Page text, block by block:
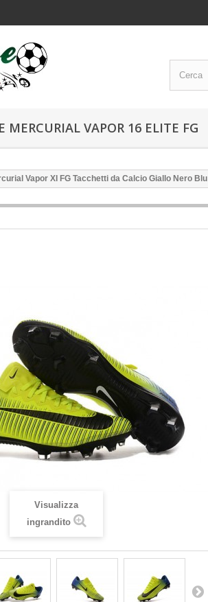
MERCURIAL VAPOR 16 ELITE FG
Vapor XI FG Tacchetti da Calcio Giallo Nero Blu
Visualizza
ingrandito